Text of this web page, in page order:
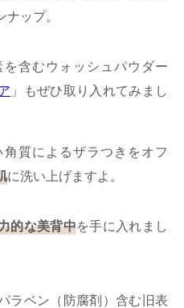
ップ。
含むウォッシュパウダー
」もぜひ取り入れてみまし
質によるザラつきをオフ
に洗い上げますよ。
的な美背中を手に入れまし
ラベン（防腐剤）含む旧表